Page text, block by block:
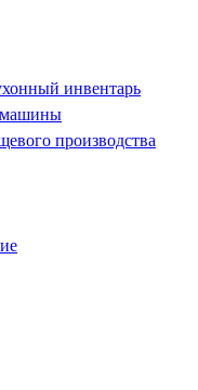
инвентарь
машины
производства